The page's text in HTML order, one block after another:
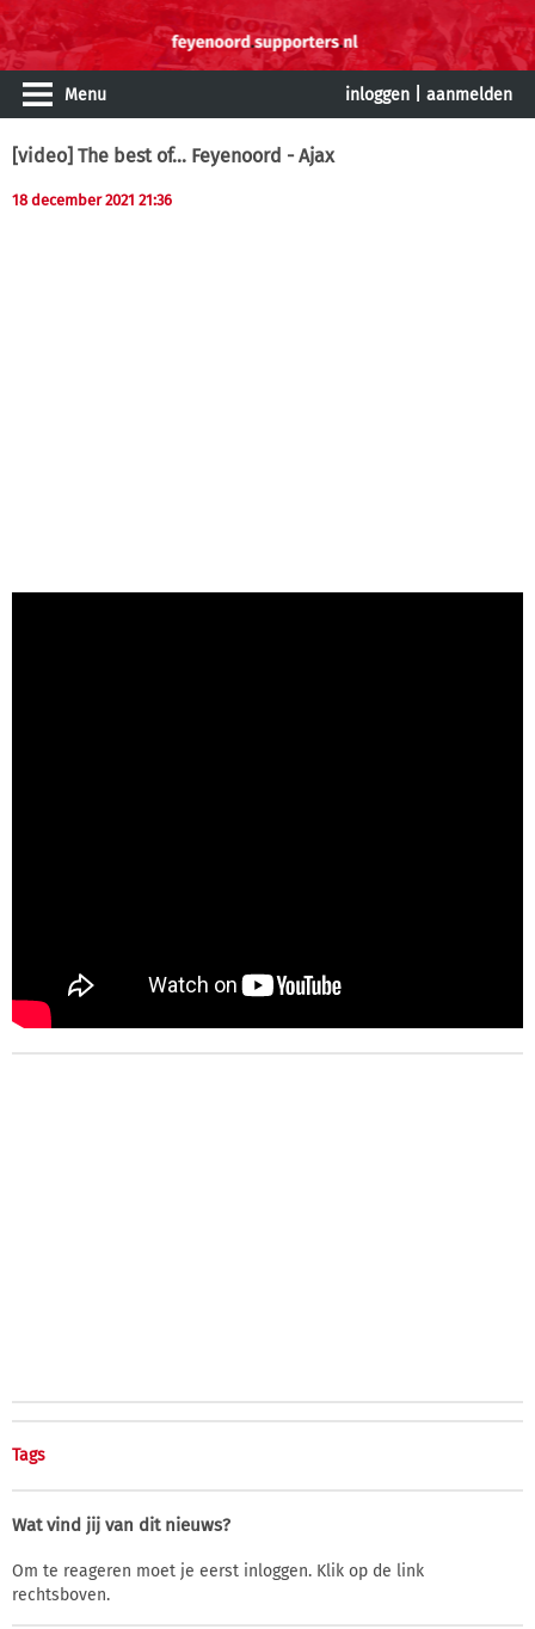
Menu inloggen aanmelden
[video] The best of... Feyenoord - Ajax
18 december 2021 21:36
Tags
Wat vind jij van dit nieuws?
Om te reageren moet je eerst inloggen. Klik op de link
rechtsboven.